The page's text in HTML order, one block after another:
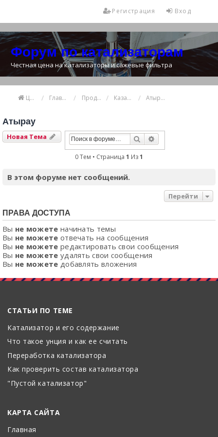
Вход
Регистрация
Форум по катализаторам
Честная цена на катализаторы и сажевые фильтра
Цена катализатора Главная Продажа и покупка катализаторов Казахстан Атырау
Атырау
Новая Тема Поиск
0 Тем • Страница 1 Из1
В этом форуме нет сообщений.
Перейти
ПРАВА ДОСТУПА
Вы не можете начинать темы
Вы не можете отвечать на сообщения
Вы не можете редактировать свои сообщения
Вы не можете удалять свои сообщения
Вы не можете добавлять вложения
СТАТЬИ ПО ТЕМЕ
Катализатор и его содержание
Что такое унция и как ее считать
Переработка катализатора
Как проверить состав катализатора
"Пустой катализатор"
КАРТА САЙТА
Главная